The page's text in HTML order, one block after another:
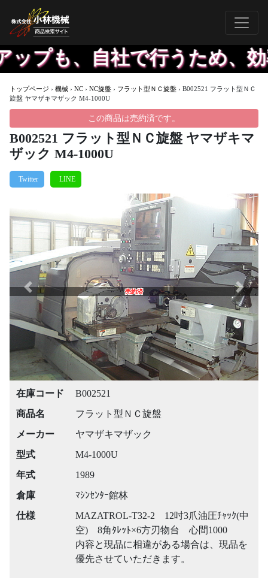
、自社で行うため、効率よ
トップページ › 機械 › NC › NC旋盤 › フラット型ＮＣ旋盤 › B002521 フラット型ＮＣ
旋盤 ヤマザキマザック M4-1000U
この商品は売約済です。
B002521 フラット型ＮＣ旋盤 ヤマザキマ
ザック M4-1000U
売約済
Previous Next
在庫コード
B002521
商品名
フラット型ＮＣ旋盤
メーカー
ヤマザキマザック
型式
M4-1000U
年式
1989
倉庫
ﾏｼﾝｾﾝﾀｰ館林
仕様
MAZATROL-T32-2 12吋3爪油圧ﾁｬｯｸ(中
空) 8角ﾀﾚｯﾄ×6方刃物台 心間1000
内容と現品に相違がある場合は、現品を
優先させていただきます。